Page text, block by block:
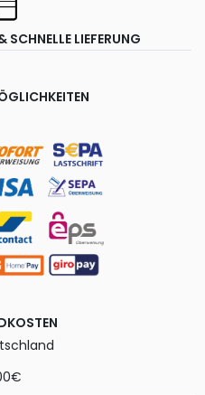
SCHNELLE LIEFERUNG